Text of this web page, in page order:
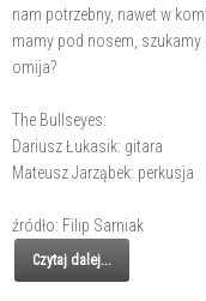
nam potrzebny, nawet w
mamy pod nosem, szukamy
omija?
The Bullseyes:
Dariusz Łukasik: gitara
Mateusz Jarząbek: perkusja
źródło: Filip Sarniak
Czytaj dalej...